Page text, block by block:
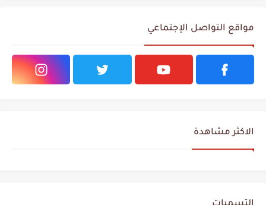
مواقع التواصل الإجتماعي
الاكثر مشاهدة